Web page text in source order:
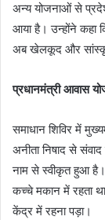
अन्य योजनाओं से
आया है। उन्होंने कहा
अब खेलकूद और
प्रधानमंत्री आवास
समाधान शिविर में
अनीता निषाद से
नाम से स्वीकृत हुआ है।
कच्चे मकान में रहता
केंद्र में रहना पड़ा।